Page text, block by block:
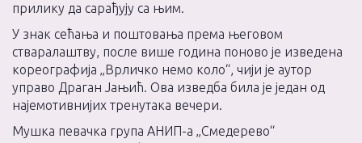
прилику да сарађују са њим.
У знак сећања и поштовања према његовом
стваралаштву, после више година поново је изведена
кореографија „Врличко немо коло“, чији је аутор
управо Драган Јањић. Ова изведба била је један од
најемотивнијих тренутака вечери.
Мушка певачка група АНИП-а „Смедерево“